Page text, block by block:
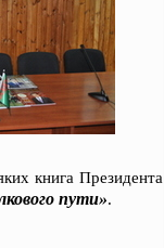
книга Президента
пути».